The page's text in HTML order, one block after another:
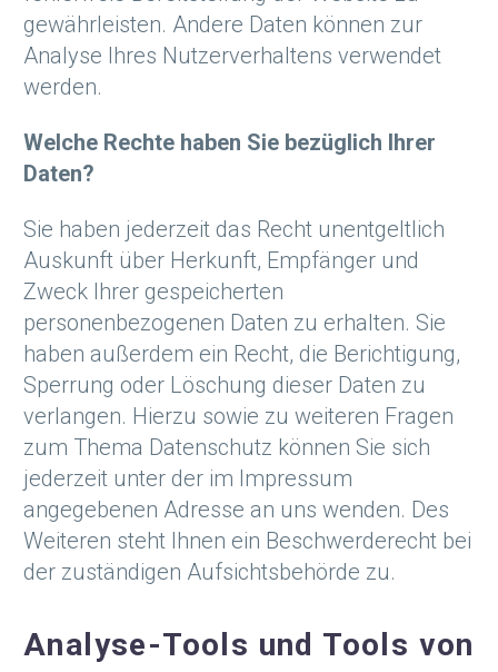
gewährleisten. Andere Daten können zur
Analyse Ihres Nutzerverhaltens verwendet
werden.
Welche Rechte haben Sie bezüglich Ihrer
Daten?
Sie haben jederzeit das Recht unentgeltlich
Auskunft über Herkunft, Empfänger und
Zweck Ihrer gespeicherten
personenbezogenen Daten zu erhalten. Sie
haben außerdem ein Recht, die Berichtigung,
Sperrung oder Löschung dieser Daten zu
verlangen. Hierzu sowie zu weiteren Fragen
zum Thema Datenschutz können Sie sich
jederzeit unter der im Impressum
angegebenen Adresse an uns wenden. Des
Weiteren steht Ihnen ein Beschwerderecht bei
der zuständigen Aufsichtsbehörde zu.
Analyse-Tools und Tools von